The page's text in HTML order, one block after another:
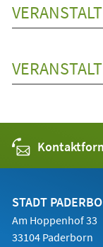
STADT
Am Hoppenhof 33
33104 Paderborn